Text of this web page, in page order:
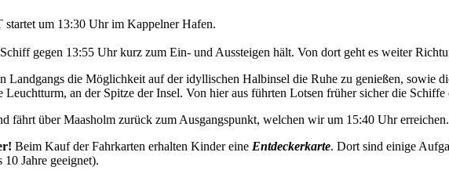
um 13:30 Uhr im Kappelner Hafen.
gegen 13:55 Uhr kurz zum Ein- und Aussteigen hält. Von dort geht es weiter
Landgangs die Möglichkeit auf der idyllischen Halbinsel die Ruhe zu genießen, sowie
an der Spitze der Insel. Von hier aus führten Lotsen früher sicher die Schiffe
fährt über Maasholm zurück zum Ausgangspunkt, welchen wir um 15:40 Uhr erreichen.
Beim Kauf der Fahrkarten erhalten Kinder eine Entdeckerkarte. Dort sind einige
Jahre geeignet).